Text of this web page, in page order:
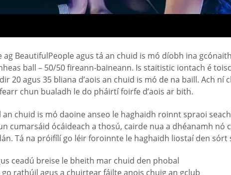
BeautifulPeople agus tá an chuid is mó díobh ina
ball – 50/50 fireann-baineann. Is staitistic iontach é
20 agus 35 bliana d’aois an chuid is mó de na baill. Ach
chun bualadh le do pháirtí foirfe d’aois ar bith.
chuid is mó daoine anseo le haghaidh roinnt spraoi
cumarsáid ócáideach a thosú, cairde nua a dhéanamh
Tá na próifílí go léir foroinnte le haghaidh liostaí den sórt
ceadú breise le bheith mar chuid den phobal
rathúil agus a chuirtear fáilte anois chuig an gclub